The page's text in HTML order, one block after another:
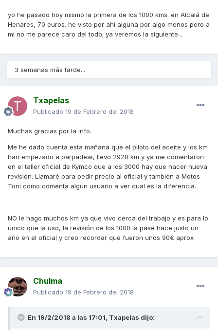
yo he pasado hoy mismo la primera de los 1000 kms. en Alcalá de
Henares, 70 euros. he visto por ahí alguna por algo menos pero a
mi no me parece caro del todo; ya veremos la siguiente...
3 semanas más tarde...
Txapelas
Publicado 19 de Febrero del 2018
Muchas gracias por la info.
Me he dado cuenta esta mañana que el piloto del aceite y los km
han empezado a parpadear, llevo 2920 km y ya me comentaron
en el taller oficial de Kymco que a los 3000 hay que hacer nueva
revisión. Llamaré para pedir precio al oficial y también a Motos
Toni como comenta algún usuario a ver cual es la diferencia.
NO le hago muchos km ya que vivo cerca del trabajo y es para lo
único que la uso, la revisión de los 1000 la pasé hace justo un
año en el oficial y creo recordar que fueron unos 90€ aprox
Chulma
Publicado 19 de Febrero del 2018
En 19/2/2018 a las 17:01, Txapelas dijo: